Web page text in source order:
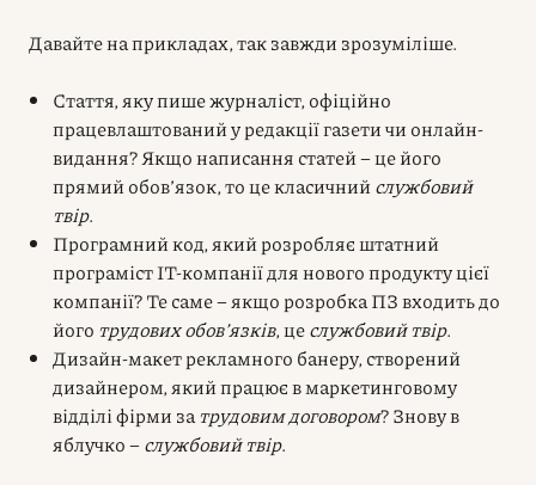
Давайте на прикладах, так завжди зрозуміліше.
Стаття, яку пише журналіст, офіційно
працевлаштований у редакції газети чи онлайн-
видання? Якщо написання статей – це його
прямий обов’язок, то це класичнийслужбовий
твір.
Програмний код, який розробляє штатний
програміст IT-компанії для нового продукту цієї
компанії? Те саме – якщо розробка ПЗ входить до
його трудових обов’язків, цеслужбовий твір.
Дизайн-макет рекламного банеру, створений
дизайнером, який працює в маркетинговому
відділі фірми за трудовим договором? Знову в
яблучко –службовий твір.